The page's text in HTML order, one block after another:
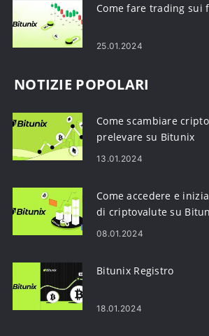
Come fare trading sui
25.01.2024
NOTIZIE POPOLARI
Come scambiare
prelevare su Bitunix
13.01.2024
Come accedere e
di criptovalute su
08.01.2024
Bitunix Registro
18.01.2024